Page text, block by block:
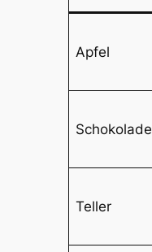
Apfel
Schokolade
Teller